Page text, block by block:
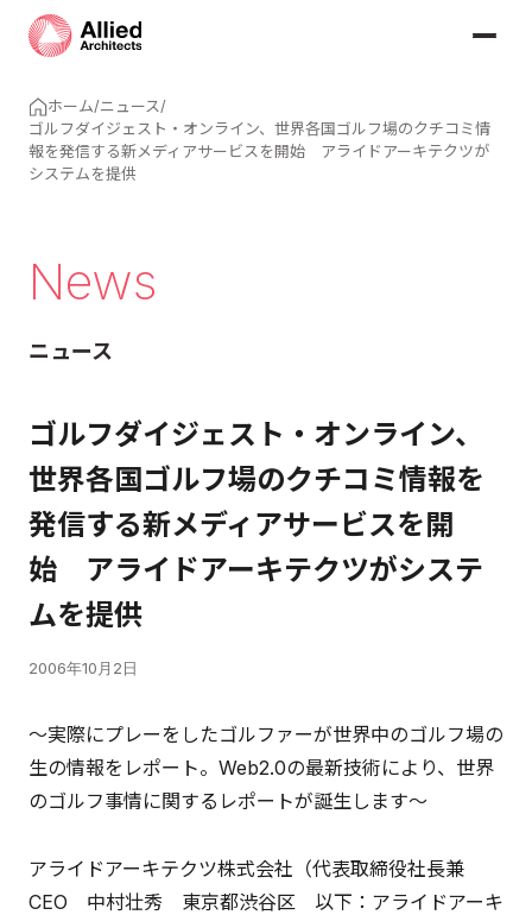
ホーム/ニュース/
ゴルフダイジェスト・オンライン、世界各国ゴルフ場のクチコミ情
報を発信する新メディアサービスを開始 アライドアーキテクツが
システムを提供
News
ニュース
ゴルフダイジェスト・オンライン、
世界各国ゴルフ場のクチコミ情報を
発信する新メディアサービスを開
始 アライドアーキテクツがシステ
ムを提供
2006年10月2日
～実際にプレーをしたゴルファーが世界中のゴルフ場の
生の情報をレポート。Web2.0の最新技術により、世界
のゴルフ事情に関するレポートが誕生します～
アライドアーキテクツ株式会社（代表取締役社長兼
CEO 中村壮秀 東京都渋谷区 以下：アライドアーキ